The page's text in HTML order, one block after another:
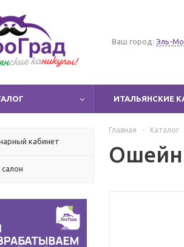
Ваш город: Эль-
ИТАЛЬЯНСКИЕ
кабинет
салон
Главная - Каталог